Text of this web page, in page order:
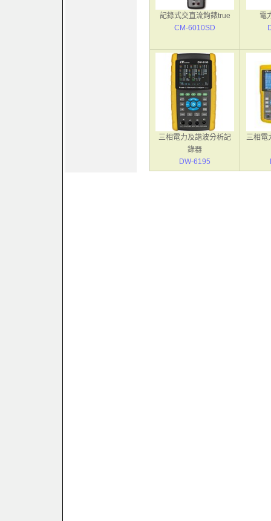
記錄式交直流鉤錶true
CM-6010SD
電
三相電力及諧波分析記
錄器
DW-6195
三相電